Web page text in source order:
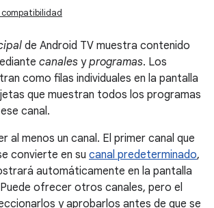
de Android TV muestra contenido
canales yprogramas. Los
como filas individuales en la pantalla
que muestran todos los programas
canal.
al menos un canal. El primer canal que
convierte en su canal predeterminado,
automáticamente en la pantalla
ofrecer otros canales, pero el
y aprobarlos antes de que se